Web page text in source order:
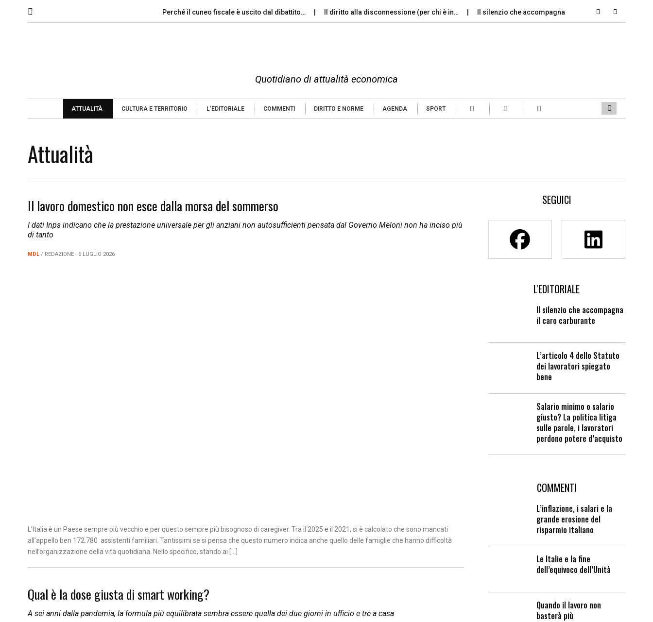
Perché il cuneo fiscale è uscito dal dibattito… Il diritto alla disconnessione (per chi è in… Il silenzio che accompagna il caro carburante
Quotidiano di attualità economica
ATTUALITÀ CULTURA E TERRITORIO L’EDITORIALE COMMENTI DIRITTO E NORME AGENDA SPORT
Attualità
Il lavoro domestico non esce dalla morsa del sommerso
I dati Inps indicano che la prestazione universale per gli anziani non autosufficienti pensata dal Governo Meloni non ha inciso più
di tanto
MDL / REDAZIONE - 6 LUGLIO 2026
L’Italia è un Paese sempre più vecchio e per questo sempre più bisognoso di caregiver. Tra il 2025 e il 2021, si è calcolato che sono mancati
all’appello ben 172.780 assistenti familiari. Tantissimi se si pensa che questo numero indica anche quello delle famiglie che hanno difficoltà
nell’organizzazione della vita quotidiana. Nello specifico, stando ai […]
Qual è la dose giusta di smart working?
A sei anni dalla pandemia, la formula più equilibrata sembra essere quella dei due giorni in ufficio e tre a casa
SEGUICI
L'EDITORIALE
Il silenzio che accompagna
il caro carburante
L’articolo 4 dello Statuto
dei lavoratori spiegato
bene
Salario minimo o salario
giusto? La politica litiga
sulle parole, i lavoratori
perdono potere d’acquisto
COMMENTI
L’inflazione, i salari e la
grande erosione del
risparmio italiano
Le Italie e la fine
dell’equivoco dell’Unità
Quando il lavoro non
basterà più